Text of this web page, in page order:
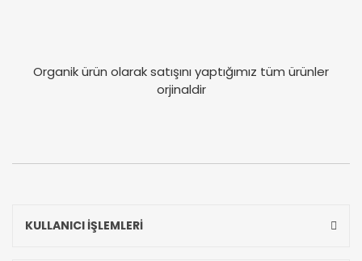
Organik ürün olarak satışını yaptığımız tüm ürünler
orjinaldir
KULLANICI İŞLEMLERİ